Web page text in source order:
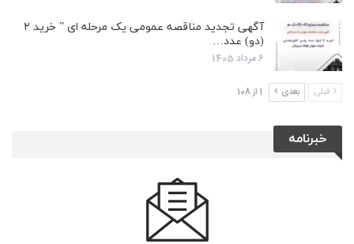
آگهی تجدید مناقصه عمومی یک مرحله ای ” خرید ۲
(دو) عدد…
6 مرداد 1405
قبلی بعدی 1 از 108
خبرنامه